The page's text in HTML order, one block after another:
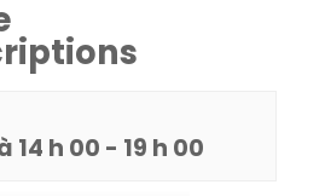
14 h 00 - 19 h 00